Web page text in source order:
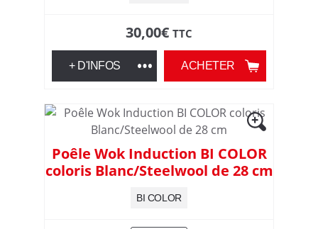
30,00€ TTC
ACHETER
+ D'INFOS
Poêle Wok Induction BI COLOR
coloris Blanc/Steelwool de 28 cm
BI COLOR